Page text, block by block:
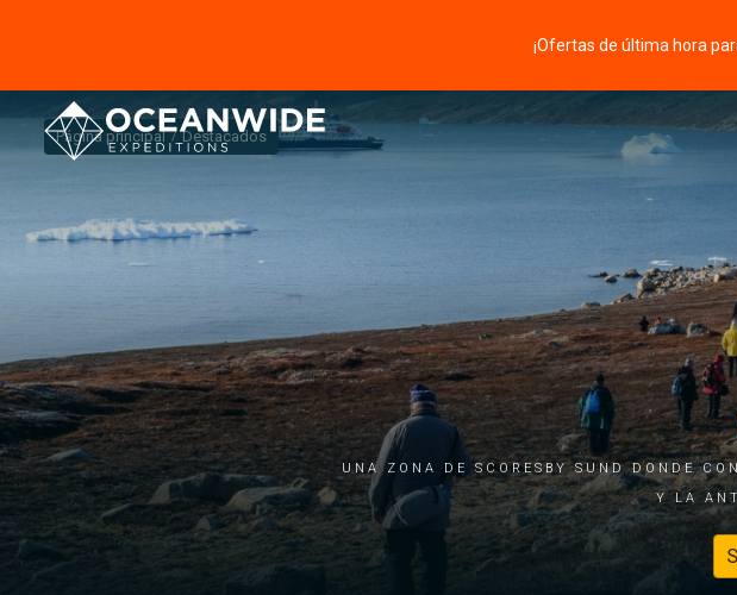
¡Ofertas de última hora
Página principal Destacados
Una zona de Scoresby Sund donde
y la